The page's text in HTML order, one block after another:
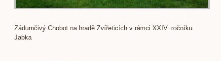
Zádumčivý Chobot na hradě Zvířeticích v rámci XXIV. ročníku
Jabka